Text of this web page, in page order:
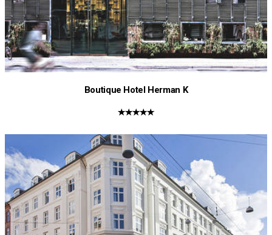
Boutique Hotel Herman K
★★★★★